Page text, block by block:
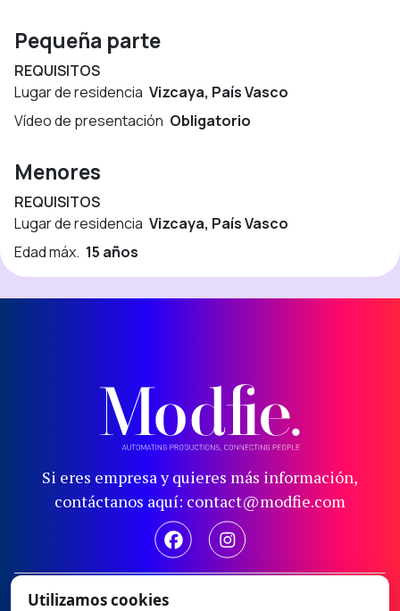
Pequeña parte
REQUISITOS
Lugar de residencia Vizcaya, País Vasco
Vídeo de presentación Obligatorio
Menores
REQUISITOS
Lugar de residencia Vizcaya, País Vasco
Edad máx. 15 años
Si eres empresa y quieres más información,
contáctanos aquí: contact@modfie.com
Utilizamos cookies